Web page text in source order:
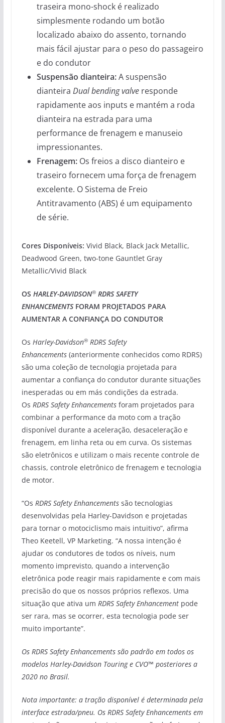
traseira mono-shock é realizado
simplesmente rodando um botão
localizado abaixo do assento, tornando
mais fácil ajustar para o peso do passageiro
e do condutor
Suspensão dianteira:A suspensão
dianteira Dual bending valveresponde
rapidamente aos inputs e mantém a roda
dianteira na estrada para uma
performance de frenagem e manuseio
impressionantes.
Frenagem:Os freios a disco dianteiro e
traseiro fornecem uma força de frenagem
excelente. O Sistema de Freio
Antitravamento (ABS) é um equipamento
de série.
Cores Disponíveis: Vivid Black, Black Jack Metallic,
Deadwood Green, two-tone Gauntlet Gray
Metallic/Vivid Black
OS HARLEY-DAVIDSON®RDRS SAFETY
ENHANCEMENTSFORAM PROJETADOS PARA
AUMENTAR A CONFIANÇA DO CONDUTOR
Os Harley-Davidson®RDRS Safety
Enhancements(anteriormente conhecidos como RDRS)
são uma coleção de tecnologia projetada para
aumentar a confiança do condutor durante situações
inesperadas ou em más condições da estrada.
Os RDRS Safety Enhancementsforam projetados para
combinar a performance da moto com a tração
disponível durante a aceleração, desaceleração e
frenagem, em linha reta ou em curva. Os sistemas
são eletrônicos e utilizam o mais recente controle de
chassis, controle eletrônico de frenagem e tecnologia
de motor.
“Os RDRS Safety Enhancementssão tecnologias
desenvolvidas pela Harley-Davidson e projetadas
para tornar o motociclismo mais intuitivo”, afirma
Theo Keetell, VP Marketing. “A nossa intenção é
ajudar os condutores de todos os níveis, num
momento imprevisto, quando a intervenção
eletrônica pode reagir mais rapidamente e com mais
precisão do que os nossos próprios reflexos. Uma
situação que ativa um RDRS Safety Enhancementpode
ser rara, mas se ocorrer, esta tecnologia pode ser
muito importante”.
Os RDRS Safety Enhancements são padrão em todos os
modelos Harley-Davidson Touring e CVO™ posteriores a
2020 no Brasil.
Nota importante: a tração disponível é determinada pela
interface estrada/pneu. Os RDRS Safety Enhancements em